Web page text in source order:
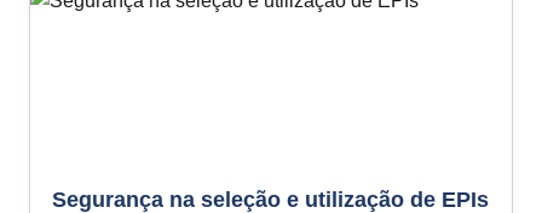
Segurança na seleção e utilização de EPIs